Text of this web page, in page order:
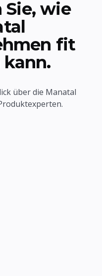
Sie, wie
fit
über die Manatal